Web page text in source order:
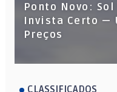
Ponto Novo:
Invista Certo —
Preços
CLASSIFICADOS